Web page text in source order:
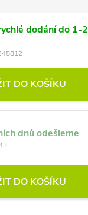
dodání do 1-2
DO KOŠÍKU
dnů odešleme
DO KOŠÍKU